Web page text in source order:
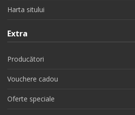
Harta sitului
Extra
Producători
Vouchere cadou
Oferte speciale